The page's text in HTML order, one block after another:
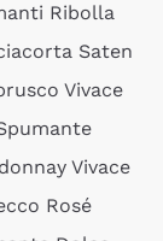
Ribolla
Saten
Vivace
Vivace
Rosé